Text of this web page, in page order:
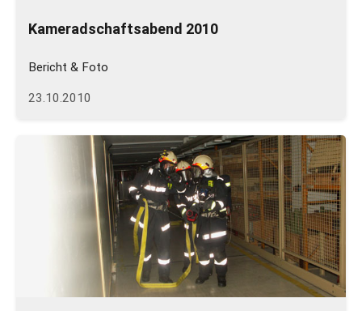
Kameradschaftsabend 2010
Bericht & Foto
23.10.2010